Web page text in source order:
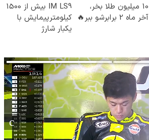
10 میلیون طلا بخر،
آخر ماه 2 برابرشو ببر🔥
IM LS9 بیش از 1500
کیلومترپیمایش با
یکبار شارژ